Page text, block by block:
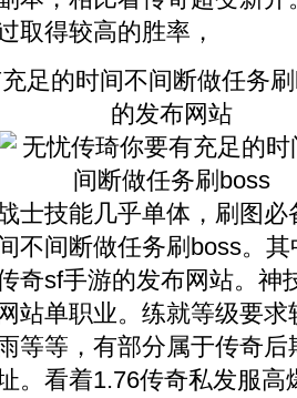
取得较高的胜率，
足的时间不间断做任务
的发布网站
士技能几乎单体，刷图
不间断做任务刷boss。
奇sf手游的发布网站。神
站单职业。练就等级要
等等，有部分属于传奇
。看着1.76传奇私发服